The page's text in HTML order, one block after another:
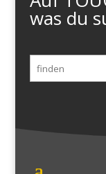
was du
Suchen
nach: